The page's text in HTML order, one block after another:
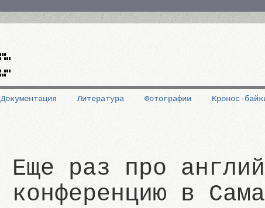
Документация Литература Фотографии Кронос-
Еще раз про
конференцию в